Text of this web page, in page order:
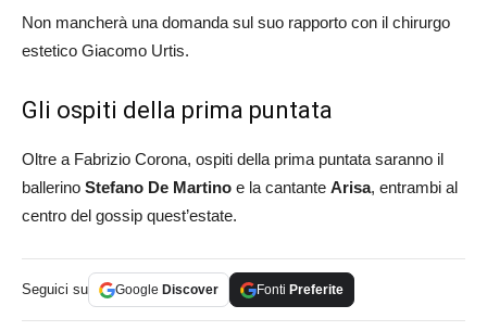
Non mancherà una domanda sul suo rapporto con il chirurgo
estetico Giacomo Urtis.
Gli ospiti della prima puntata
Oltre a Fabrizio Corona, ospiti della prima puntata saranno il
ballerino Stefano De Martino e la cantante Arisa, entrambi al
centro del gossip quest’estate.
Seguici su Google Discover Fonti Preferite